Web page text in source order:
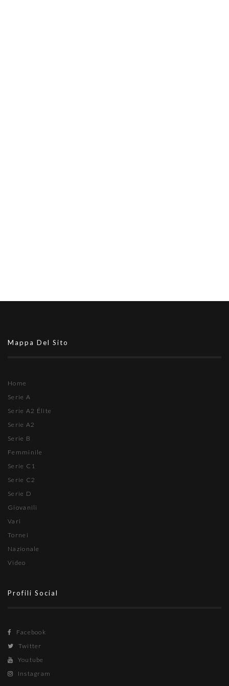
Mappa Del Sito
Home
Serie A
Serie A2 Élite
Serie A2
Serie B
Femminile
Serie C1
Serie C2
Serie D
Giovanili
Vari
Tornei
Nazionale
Video
Profili Social
Facebook
Twitter
Youtube
Instagram